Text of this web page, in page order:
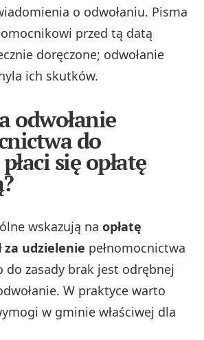
o odwołaniu. Pisma
przed tą datą
doręczone; odwołanie
ich skutków.
odwołanie
do
się opłatę
wskazują naopłatę
za udzielenie pełnomocnictwa
do zasady brak jest odrębnej
W praktyce warto
w gminie właściwej dla